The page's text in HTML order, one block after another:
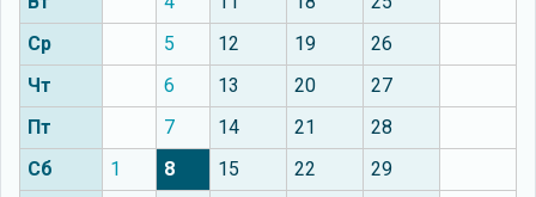
Ср
5 12 19
26
Чт
6 13 20
27
Пт
7 14 21
28
Сб
1 8 15 22
29